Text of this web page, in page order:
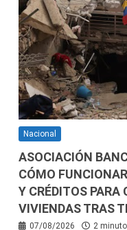
Nacional
ASOCIACIÓN
CÓMO
Y CRÉDITOS PARA
VIVIENDAS TRAS
07/08/2026 2